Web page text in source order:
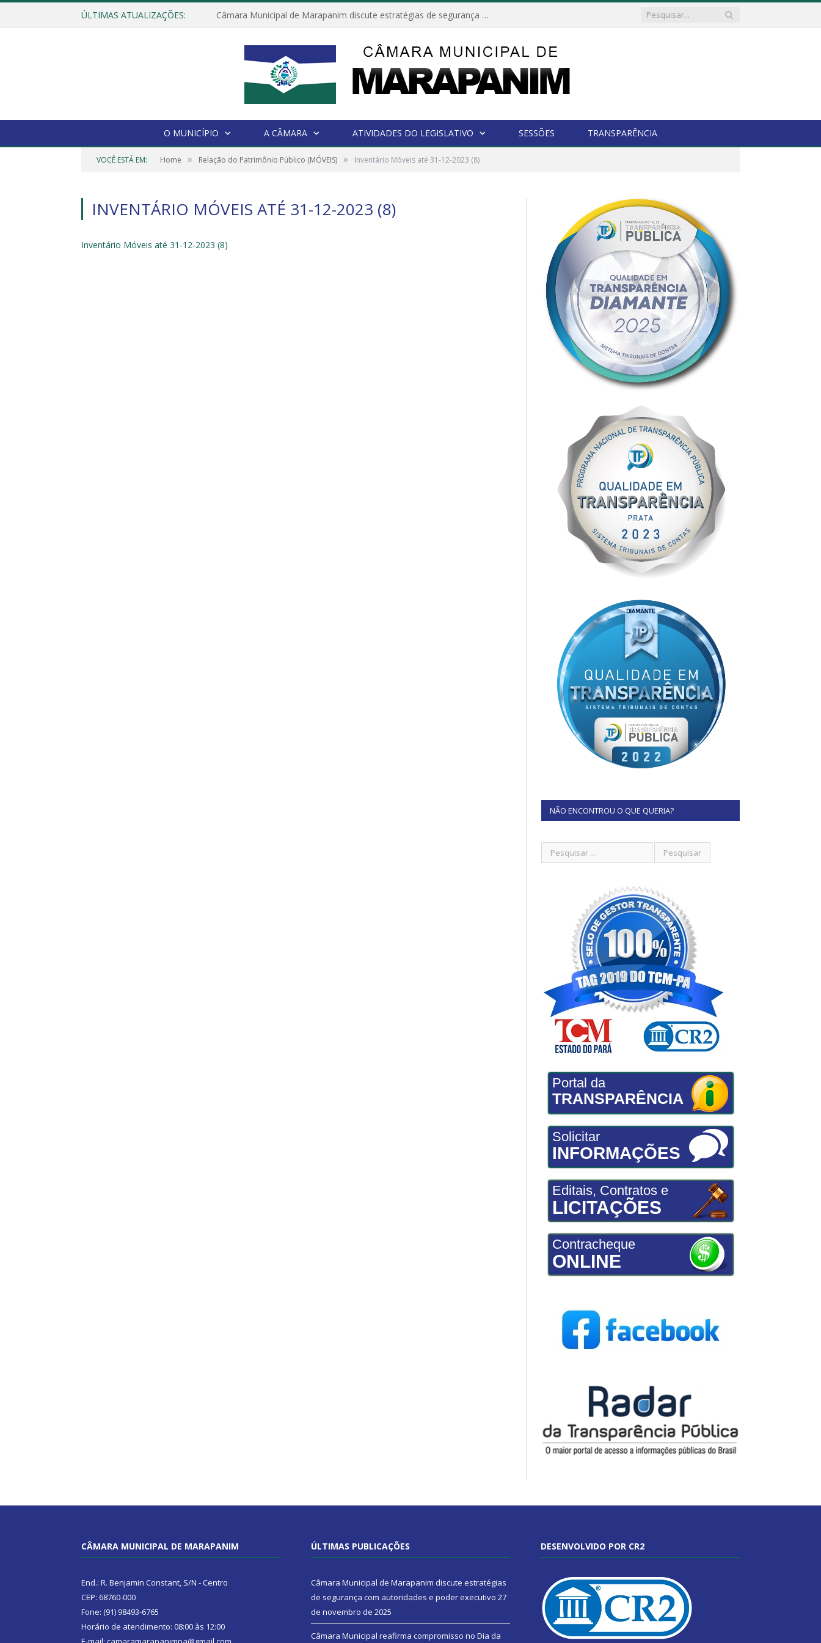
ÚLTIMAS ATUALIZAÇÕES: Câmara Municipal de Marapanim discute estratégias de segurança com autoridades e poder executivo
O MUNICÍPIO A CÂMARA ATIVIDADES DO LEGISLATIVO SESSÕES TRANSPARÊNCIA
VOCÊ ESTÁ EM: Home » Relação do Patrimônio Público (MÓVEIS) » Inventário Móveis até 31-12-2023 (8)
INVENTÁRIO MÓVEIS ATÉ 31-12-2023 (8)
Inventário Móveis até 31-12-2023 (8)
NÃO ENCONTROU O QUE QUERIA?
Portal da
TRANSPARÊNCIA
Solicitar
INFORMAÇÕES
Editais, Contratos e
LICITAÇÕES
Contracheque
ONLINE
CÂMARA MUNICIPAL DE MARAPANIM
End.: R. Benjamin Constant, S/N - Centro
CEP: 68760-000
Fone: (91) 98493-6765
Horário de atendimento: 08:00 às 12:00
ÚLTIMAS PUBLICAÇÕES
Câmara Municipal de Marapanim discute estratégias
de segurança com autoridades e poder executivo 27
de novembro de 2025
Câmara Municipal reafirma compromisso no Dia da
DESENVOLVIDO POR CR2